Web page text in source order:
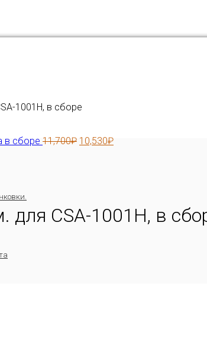
1001H, в сборе
в сборе 11,700₽ 10,530₽
CSA-1001H, в